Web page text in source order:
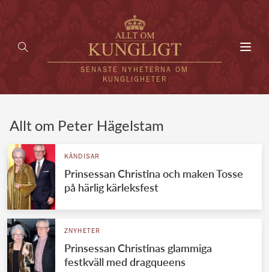
SENASTE NYHETERNA OM
KUNGLIGHETER
UTLÄNDSKT
VÄRLDENS KUNGAHUS
Svenska kungahuset
Brittiska kungahuset
REDAKTION
Allt om Peter Hägelstam
KÄNDISAR
Prinsessan Christina och maken Tosse
på härlig kärleksfest
ZNYHETER
Prinsessan Christinas glammiga
festkväll med dragqueens